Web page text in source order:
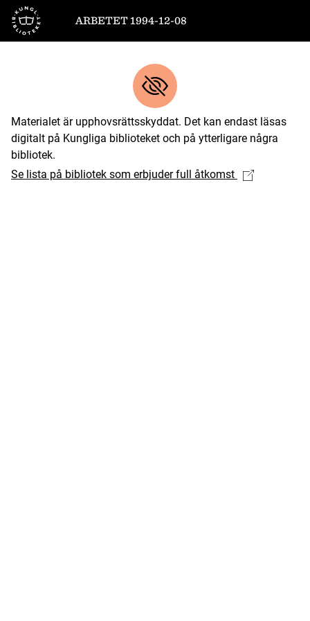
Till startsidan
ARBETET 1994-12-08
Materialet är upphovsrättsskyddat. Det kan endast läsas
digitalt på Kungliga biblioteket och på ytterligare några
bibliotek.
Se lista på bibliotek som erbjuder full åtkomst